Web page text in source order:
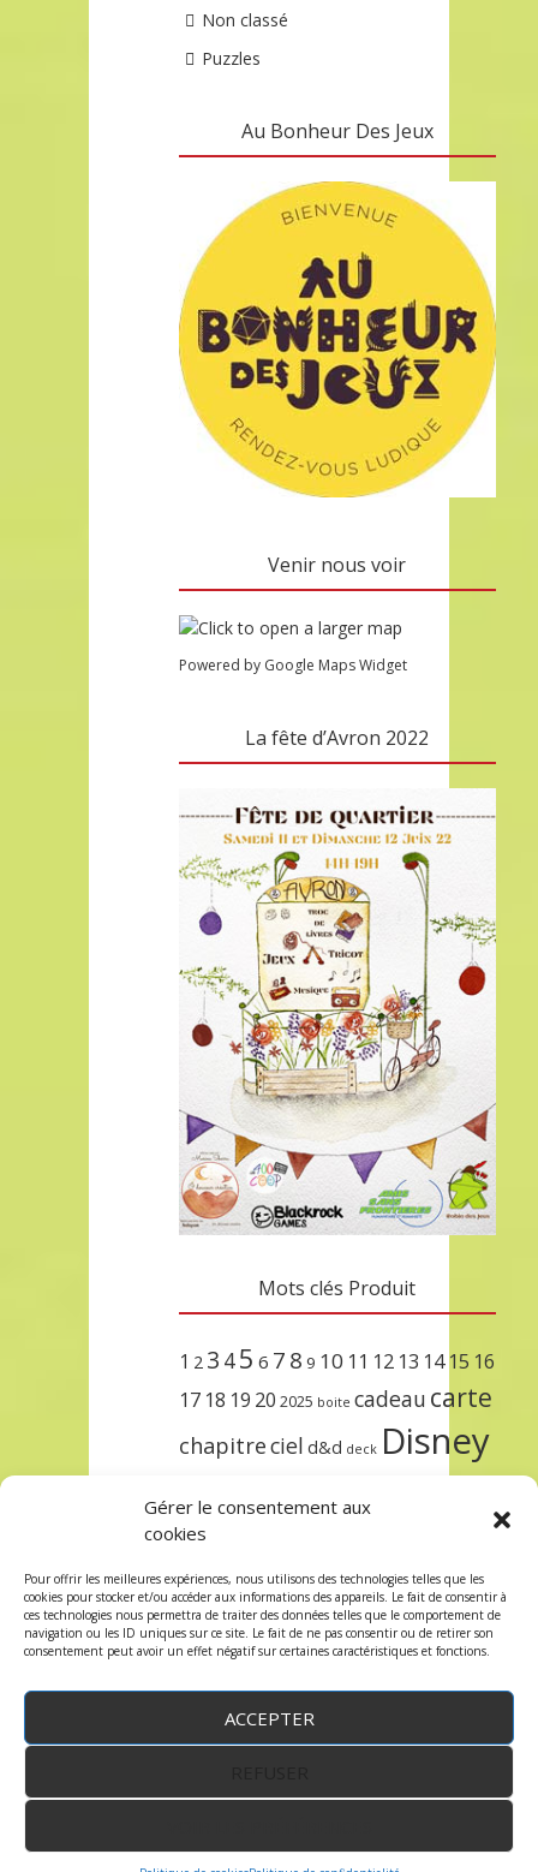
Gérer le consentement aux
cookies
Pour offrir les meilleures expériences, nous utilisons des technologies telles que les
cookies pour stocker et/ou accéder aux informations des appareils. Le fait de consentir à
ces technologies nous permettra de traiter des données telles que le comportement de
navigation ou les ID uniques sur ce site. Le fait de ne pas consentir ou de retirer son
consentement peut avoir un effet négatif sur certaines caractéristiques et fonctions.
ACCEPTER
Non classé
Puzzles
Au Bonheur Des Jeux
Venir nous voir
Powered by Google Maps Widget
La fête d’Avron 2022
Mots clés Produit
1 2 3 45 6 7 8 9 10 11 12 13 14 15 16
17 18 19 20 2025 boite cadeau carte
chapitreciel d&d deck Disney
lorcana
protègeprécommandesetsleeve
terre trois unlockursula étincelant
Copyright © 2023 robindesjeux.com -Mentions